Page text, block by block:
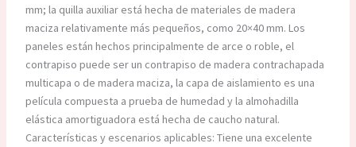
mm; la quilla auxiliar está hecha de materiales de madera
maciza relativamente más pequeños, como 20×40 mm. Los
paneles están hechos principalmente de arce o roble, el
contrapiso puede ser un contrapiso de madera contrachapada
multicapa o de madera maciza, la capa de aislamiento es una
película compuesta a prueba de humedad y la almohadilla
elástica amortiguadora está hecha de caucho natural.
Características y escenarios aplicables: Tiene una excelente